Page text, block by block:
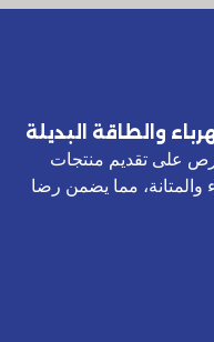
والطاقة البديلة
على تقديم منتجات
والمتانة، مما يضمن رضا